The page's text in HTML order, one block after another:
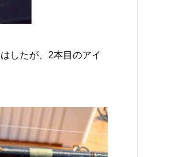
したが、2本目のアイ